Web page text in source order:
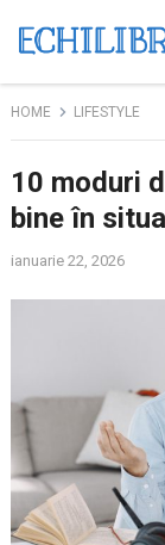
HOME LIFESTYLE
10 moduri
bine în
ianuarie 22, 2026